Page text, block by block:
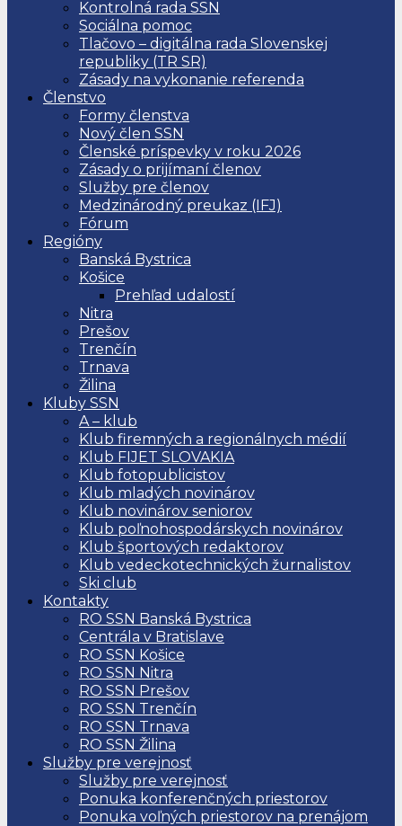
Kontrolná rada SSN
Sociálna pomoc
Tlačovo – digitálna rada Slovenskej
republiky (TR SR)
Zásady na vykonanie referenda
Členstvo
Formy členstva
Nový člen SSN
Členské príspevky v roku 2026
Zásady o prijímaní členov
Služby pre členov
Medzinárodný preukaz (IFJ)
Fórum
Regióny
Banská Bystrica
Košice
Prehľad udalostí
Nitra
Prešov
Trenčín
Trnava
Žilina
Kluby SSN
A – klub
Klub firemných a regionálnych médií
Klub FIJET SLOVAKIA
Klub fotopublicistov
Klub mladých novinárov
Klub novinárov seniorov
Klub poľnohospodárskych novinárov
Klub športových redaktorov
Klub vedeckotechnických žurnalistov
Ski club
Kontakty
RO SSN Banská Bystrica
Centrála v Bratislave
RO SSN Košice
RO SSN Nitra
RO SSN Prešov
RO SSN Trenčín
RO SSN Trnava
RO SSN Žilina
Služby pre verejnosť
Služby pre verejnosť
Ponuka konferenčných priestorov
Ponuka voľných priestorov na prenájom